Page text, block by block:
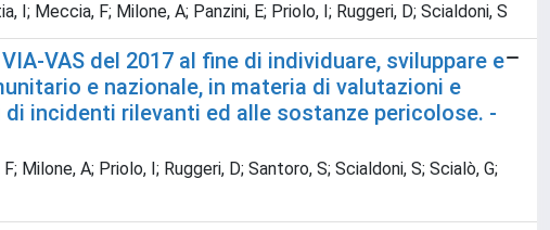
I; Meccia, F; Milone, A; Panzini, E; Priolo, I; Ruggeri, D; Scialdoni, S
VAS del 2017 al fine di individuare, sviluppare e
e nazionale, in materia di valutazioni e
incidenti rilevanti ed alle sostanze pericolose. -
Milone, A; Priolo, I; Ruggeri, D; Santoro, S; Scialdoni, S; Scialò, G;